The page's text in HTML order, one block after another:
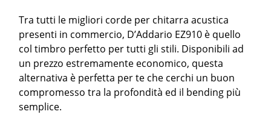
Tra tutti le migliori corde per chitarra acustica
presenti in commercio, D’Addario EZ910 è quello
col timbro perfetto per tutti gli stili. Disponibili ad
un prezzo estremamente economico, questa
alternativa è perfetta per te che cerchi un buon
compromesso tra la profondità ed il bending più
semplice.